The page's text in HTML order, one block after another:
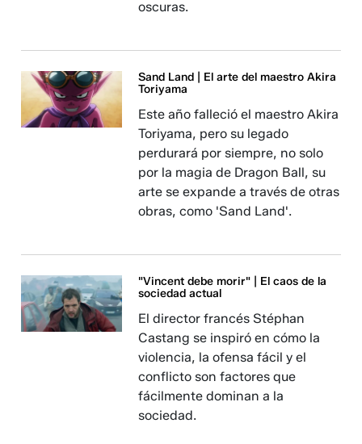
oscuras.
Sand Land | El arte del maestro Akira
Toriyama
Este año falleció el maestro Akira
Toriyama, pero su legado
perdurará por siempre, no solo
por la magia de Dragon Ball, su
arte se expande a través de otras
obras, como 'Sand Land'.
"Vincent debe morir" | El caos de la
sociedad actual
El director francés Stéphan
Castang se inspiró en cómo la
violencia, la ofensa fácil y el
conflicto son factores que
fácilmente dominan a la
sociedad.